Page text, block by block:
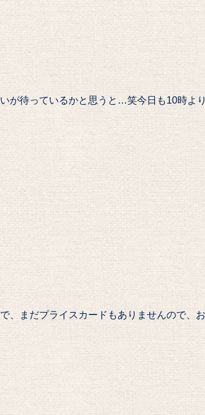
いが待っているかと思うと…笑今日も10時よ
で、まだプライスカードもありませんので、